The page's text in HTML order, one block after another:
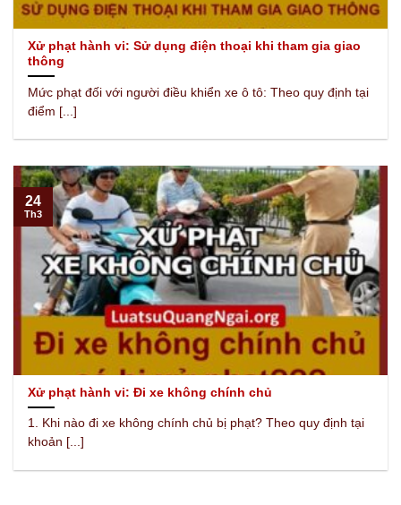
Xử phạt hành vi: Sử dụng điện thoại khi tham gia giao
thông
Mức phạt đối với người điều khiển xe ô tô: Theo quy định tại
điểm [...]
Xử phạt hành vi: Đi xe không chính chủ
1. Khi nào đi xe không chính chủ bị phạt? Theo quy định tại
khoản [...]
24
Th3